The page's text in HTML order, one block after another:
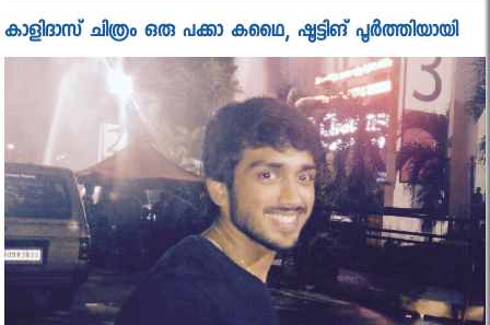
കാളിദാസ് ചിത്രം ഒരു പക്കാ കഥൈ, ഷൂട്ടിങ് പൂര്‍ത്തിയായി